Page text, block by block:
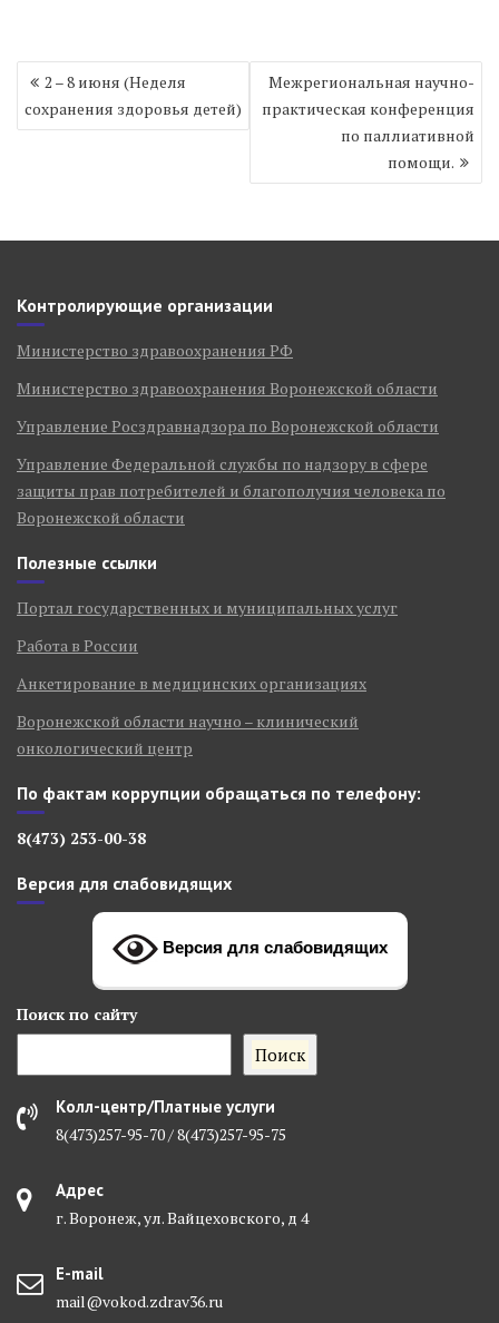
Навигация
по
записям
2 – 8 июня (Неделя
сохранения здоровья детей)
Межрегиональная научно-
практическая конференция
по паллиативной
помощи.
Контролирующие организации
Министерство здравоохранения РФ
Министерство здравоохранения Воронежской области
Управление Росздравнадзора по Воронежской области
Управление Федеральной службы по надзору в сфере
защиты прав потребителей и благополучия человека по
Воронежской области
Полезные ссылки
Портал государственных и муниципальных услуг
Работа в России
Анкетирование в медицинских организациях
Воронежской области научно – клинический
онкологический центр
По фактам коррупции обращаться по телефону:
8(473) 253-00-38
Версия для слабовидящих
Версия для слабовидящих
Поиск по сайту
Поиск
Колл-центр/Платные услуги
8(473)257-95-70 / 8(473)257-95-75
Адрес
г. Воронеж, ул. Вайцеховского, д 4
E-mail
mail@vokod.zdrav36.ru